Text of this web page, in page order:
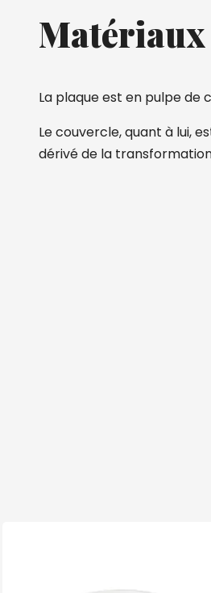
Matériaux
La plaque est en pulpe de
Le couvercle, quant à lui,
dérivé de la